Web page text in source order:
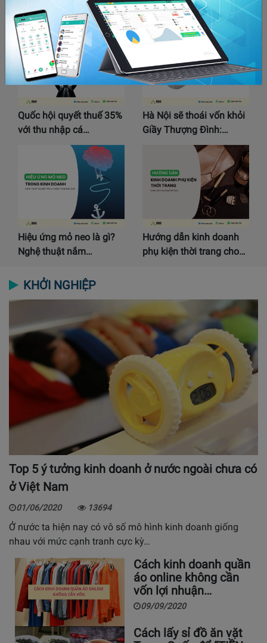
về kế toán doanh… HDPE” trên TikTok là…
Quốc hội quyết thuế 35%
với thu nhập cá…
Hà Nội sẽ thoái vốn khỏi
Giầy Thượng Đình:…
Hiệu ứng mỏ neo là gì?
Nghệ thuật nắm…
Hướng dẫn kinh doanh
phụ kiện thời trang cho…
KHỞI NGHIỆP
Top 5 ý tưởng kinh doanh ở nước ngoài chưa có
ở Việt Nam
01/06/2020 13694
Ở nước ta hiện nay có vô số mô hình kinh doanh giống
nhau với mức cạnh tranh cực kỳ…
Cách kinh doanh quần
áo online không cần
vốn lợi nhuận…
09/09/2020
Cách lấy sỉ đồ ăn vặt